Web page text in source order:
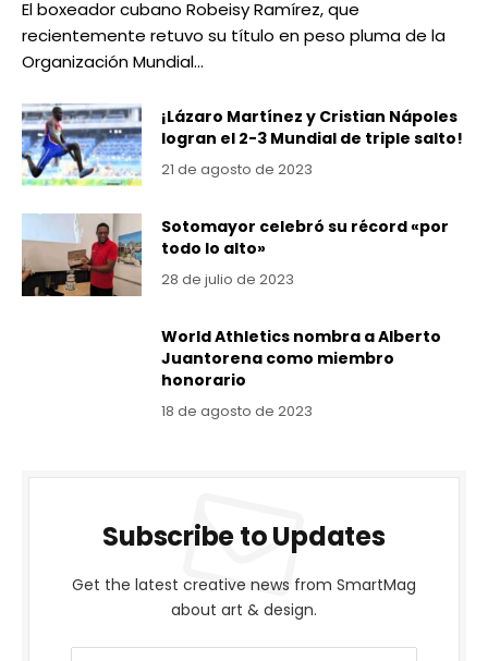
El boxeador cubano Robeisy Ramírez, que
recientemente retuvo su título en peso pluma de la
Organización Mundial…
¡Lázaro Martínez y Cristian Nápoles
logran el 2-3 Mundial de triple salto!
21 de agosto de 2023
Sotomayor celebró su récord «por
todo lo alto»
28 de julio de 2023
World Athletics nombra a Alberto
Juantorena como miembro
honorario
18 de agosto de 2023
Subscribe to Updates
Get the latest creative news from SmartMag
about art & design.